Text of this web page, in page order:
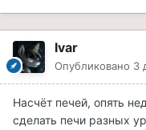
Ivar
Опубликовано 3
Насчёт печей, опять
сделать печи разных